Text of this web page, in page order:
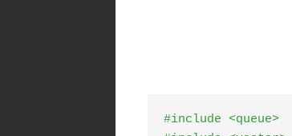
#include <queue>